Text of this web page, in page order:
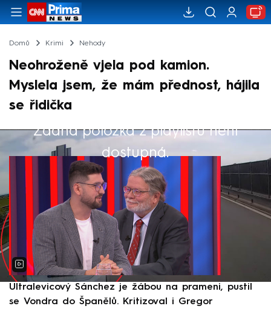
Domů Krimi Nehody
Neohroženě vjela pod kamion.
Myslela jsem, že mám přednost, hájila
se řidička
Žádná položka z playlistu není
dostupná.
Výběr redakce
Ultralevicový Sánchez je žábou na prameni, pustil
se Vondra do Španělů. Kritizoval i Gregor